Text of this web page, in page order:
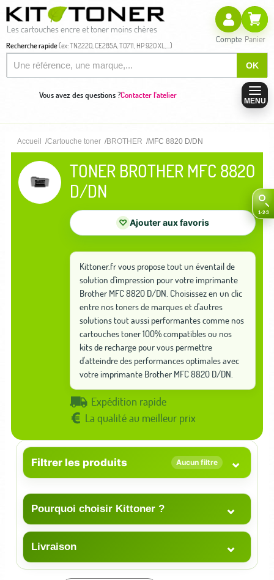
Les cartouches encre et toner moins chères
Recherche rapide(ex: TN2220, CE285A, T0711, HP 920 XL,...)
OK
Compte Panier
Vous avez des questions ?Contacter l'atelier
MENU
Accueil Cartouche toner BROTHER MFC 8820 D/DN
TONER BROTHER MFC 8820
D/DN
♡ Ajouter aux favoris
Kittoner.fr vous propose tout un éventail de
solution d'impression pour votre imprimante
Brother MFC 8820 D/DN. Choisissez en un clic
entre nos toners de marques et d'autres
solutions tout aussi performantes comme nos
cartouches toner 100% compatibles ou nos
kits de recharge pour vous permettre
d'atteindre des performances optimales avec
votre imprimante Brother MFC 8820 D/DN.
Expédition rapide
La qualité au meilleur prix
Filtrer les produits Aucun filtre ⌄
Pourquoi choisir Kittoner ? ⌄
Livraison ⌄